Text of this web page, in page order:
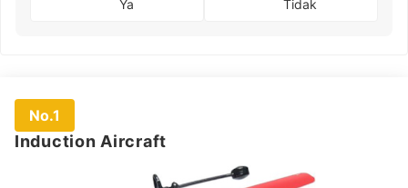
Ya Tidak
No.1
Induction Aircraft